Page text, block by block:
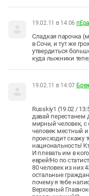
19.02.11 в 14:06
Сладкая парочка
в Сочи, и тут же
утвердиться
куда лыжники
19.02.11 в 14:07
Russkiy1 (19.02 /
давай перестанем
мирный человек,
человек местный
происходит скажу
национальность!
И плевать им в
еврей!Но по
80 человек из них
остальные
почему я тебе
Верховный